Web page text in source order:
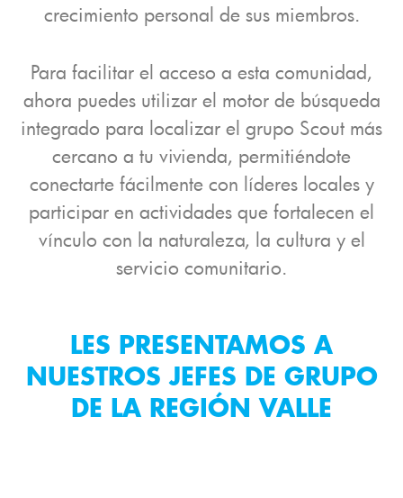
crecimiento personal de sus miembros.
Para facilitar el acceso a esta comunidad,
ahora puedes utilizar el motor de búsqueda
integrado para localizar el grupo Scout más
cercano a tu vivienda, permitiéndote
conectarte fácilmente con líderes locales y
participar en actividades que fortalecen el
vínculo con la naturaleza, la cultura y el
servicio comunitario.
LES PRESENTAMOS A
NUESTROS JEFES DE GRUPO
DE LA REGIÓN VALLE